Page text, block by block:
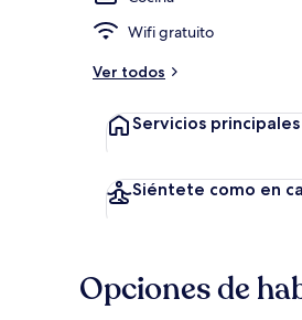
Wifi gratuito
Ver todos
Servicios principales
Siéntete como en
Opciones de